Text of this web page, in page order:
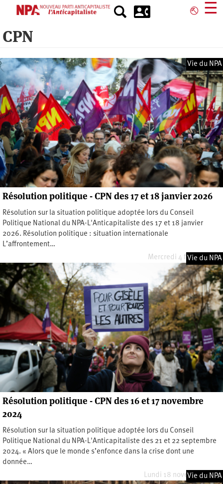
principal
⎋ ☰
CPN
Vie du NPA
Résolution politique - CPN des 17 et 18 janvier 2026
Résolution sur la situation politique adoptée lors du Conseil
Politique National du NPA-L'Anticapitaliste des 17 et 18 janvier
2026. Résolution politique : situation internationale
L’affrontement…
Mercredi 4 février 2026
Vie du NPA
Résolution politique - CPN des 16 et 17 novembre
2024
Résolution sur la situation politique adoptée lors du Conseil
Politique National du NPA-L'Anticapitaliste des 21 et 22 septembre
2024. « Alors que le monde s’enfonce dans la crise dont une
donnée…
Lundi 18 novembre 2024
Vie du NPA